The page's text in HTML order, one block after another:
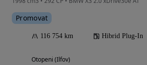
Promovat
116 754 km Hibrid Plug-In
Otopeni (Ilfov)